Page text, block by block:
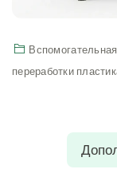
переработки